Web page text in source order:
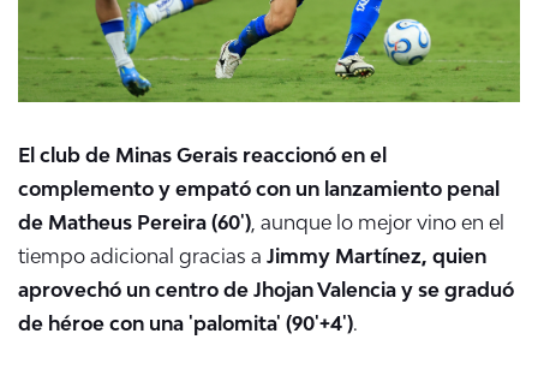
El club de Minas Gerais reaccionó en el
complemento y empató con un lanzamiento penal
de Matheus Pereira (60'), aunque lo mejor vino en el
tiempo adicional gracias a Jimmy Martínez, quien
aprovechó un centro de Jhojan Valencia y se graduó
de héroe con una 'palomita' (90'+4').